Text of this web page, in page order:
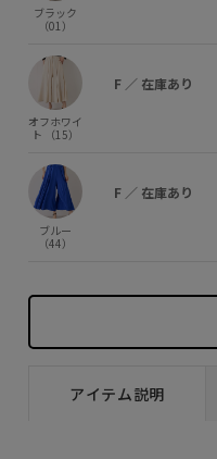
○
ブラック
（01）
オフホワイ
ト （15）
F ／ 在庫あり
ブルー
（44）
F ／ 在庫あり
アイテム説明